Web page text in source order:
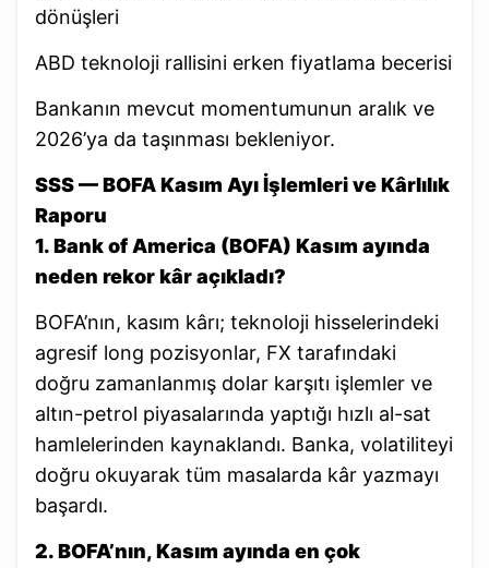
dönüşleri
ABD teknoloji rallisini erken fiyatlama becerisi
Bankanın mevcut momentumunun aralık ve
2026’ya da taşınması bekleniyor.
SSS — BOFA Kasım Ayı İşlemleri ve Kârlılık
Raporu
1. Bank of America (BOFA) Kasım ayında
neden rekor kâr açıkladı?
BOFA’nın, kasım kârı; teknoloji hisselerindeki
agresif long pozisyonlar, FX tarafındaki
doğru zamanlanmış dolar karşıtı işlemler ve
altın-petrol piyasalarında yaptığı hızlı al-sat
hamlelerinden kaynaklandı. Banka, volatiliteyi
doğru okuyarak tüm masalarda kâr yazmayı
başardı.
2. BOFA’nın, Kasım ayında en çok